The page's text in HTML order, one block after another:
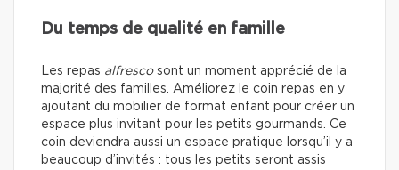
Du temps de qualité en famille
Les repas alfrescosont un moment apprécié de la
majorité des familles. Améliorez le coin repas en y
ajoutant du mobilier de format enfant pour créer un
espace plus invitant pour les petits gourmands. Ce
coin deviendra aussi un espace pratique lorsqu’il y a
beaucoup d’invités : tous les petits seront assis